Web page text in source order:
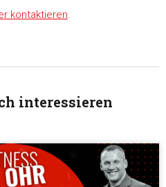
kontaktieren
interessieren